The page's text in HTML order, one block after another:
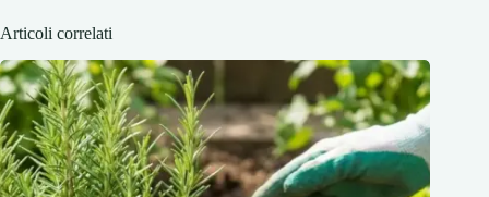
Articoli correlati